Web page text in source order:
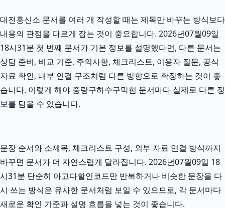
대전흥신소 문서를 여러 개 작성할 때는 제목만 바꾸는 방식보다
내용의 관점을 다르게 잡는 것이 중요합니다. 2026년07월09일
18시31분 첫 번째 문서가 기본 정보를 설명했다면, 다른 문서는
상담 준비, 비교 기준, 주의사항, 체크리스트, 이용자 질문, 공식
자료 확인, 내부 연결 구조처럼 다른 방향으로 확장하는 것이 좋
습니다. 이렇게 해야 중랑구하수구막힘 문서마다 실제로 다른 정
보를 담을 수 있습니다.
문장 순서와 소제목, 체크리스트 구성, 외부 자료 연결 방식까지
바꾸면 문서가 더 자연스럽게 달라집니다. 2026년07월09일 18
시31분 단순히 아고다할인코드만 반복하거나 비슷한 문장을 다
시 쓰는 방식은 유사한 문서처럼 보일 수 있으므로, 각 문서마다
새로운 확인 기준과 설명 흐름을 넣는 것이 좋습니다.